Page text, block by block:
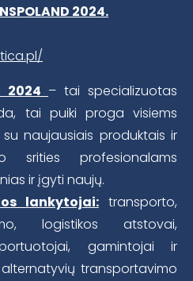
2024.
2024 – tai specializuotas
tai puiki proga visiems
naujausiais produktais ir
srities profesionalams
ir įgyti naujų.
lankytojai:transporto,
logistikos atstovai,
gamintojai ir
transportavimo